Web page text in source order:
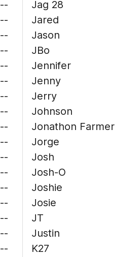
--
--
--
--
--
--
--
--
--
--
--
--
--
--
--
--
--
Jag 28
Jared
Jason
JBo
Jennifer
Jenny
Jerry
Johnson
Jonathon Farmer
Jorge
Josh
Josh-O
Joshie
Josie
JT
Justin
K27